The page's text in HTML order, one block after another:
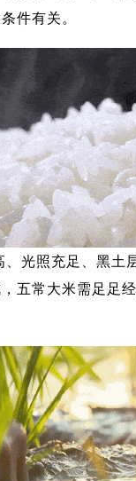
件有关。
照充足、黑土层
五常大米需足足